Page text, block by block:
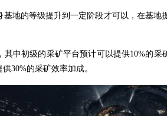
地的等级提升到一定阶段才可以，在基
中初级的采矿平台预计可以提供10%的
30%的采矿效率加成。